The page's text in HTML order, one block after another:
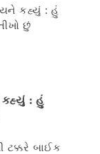
કહ્યું : હું